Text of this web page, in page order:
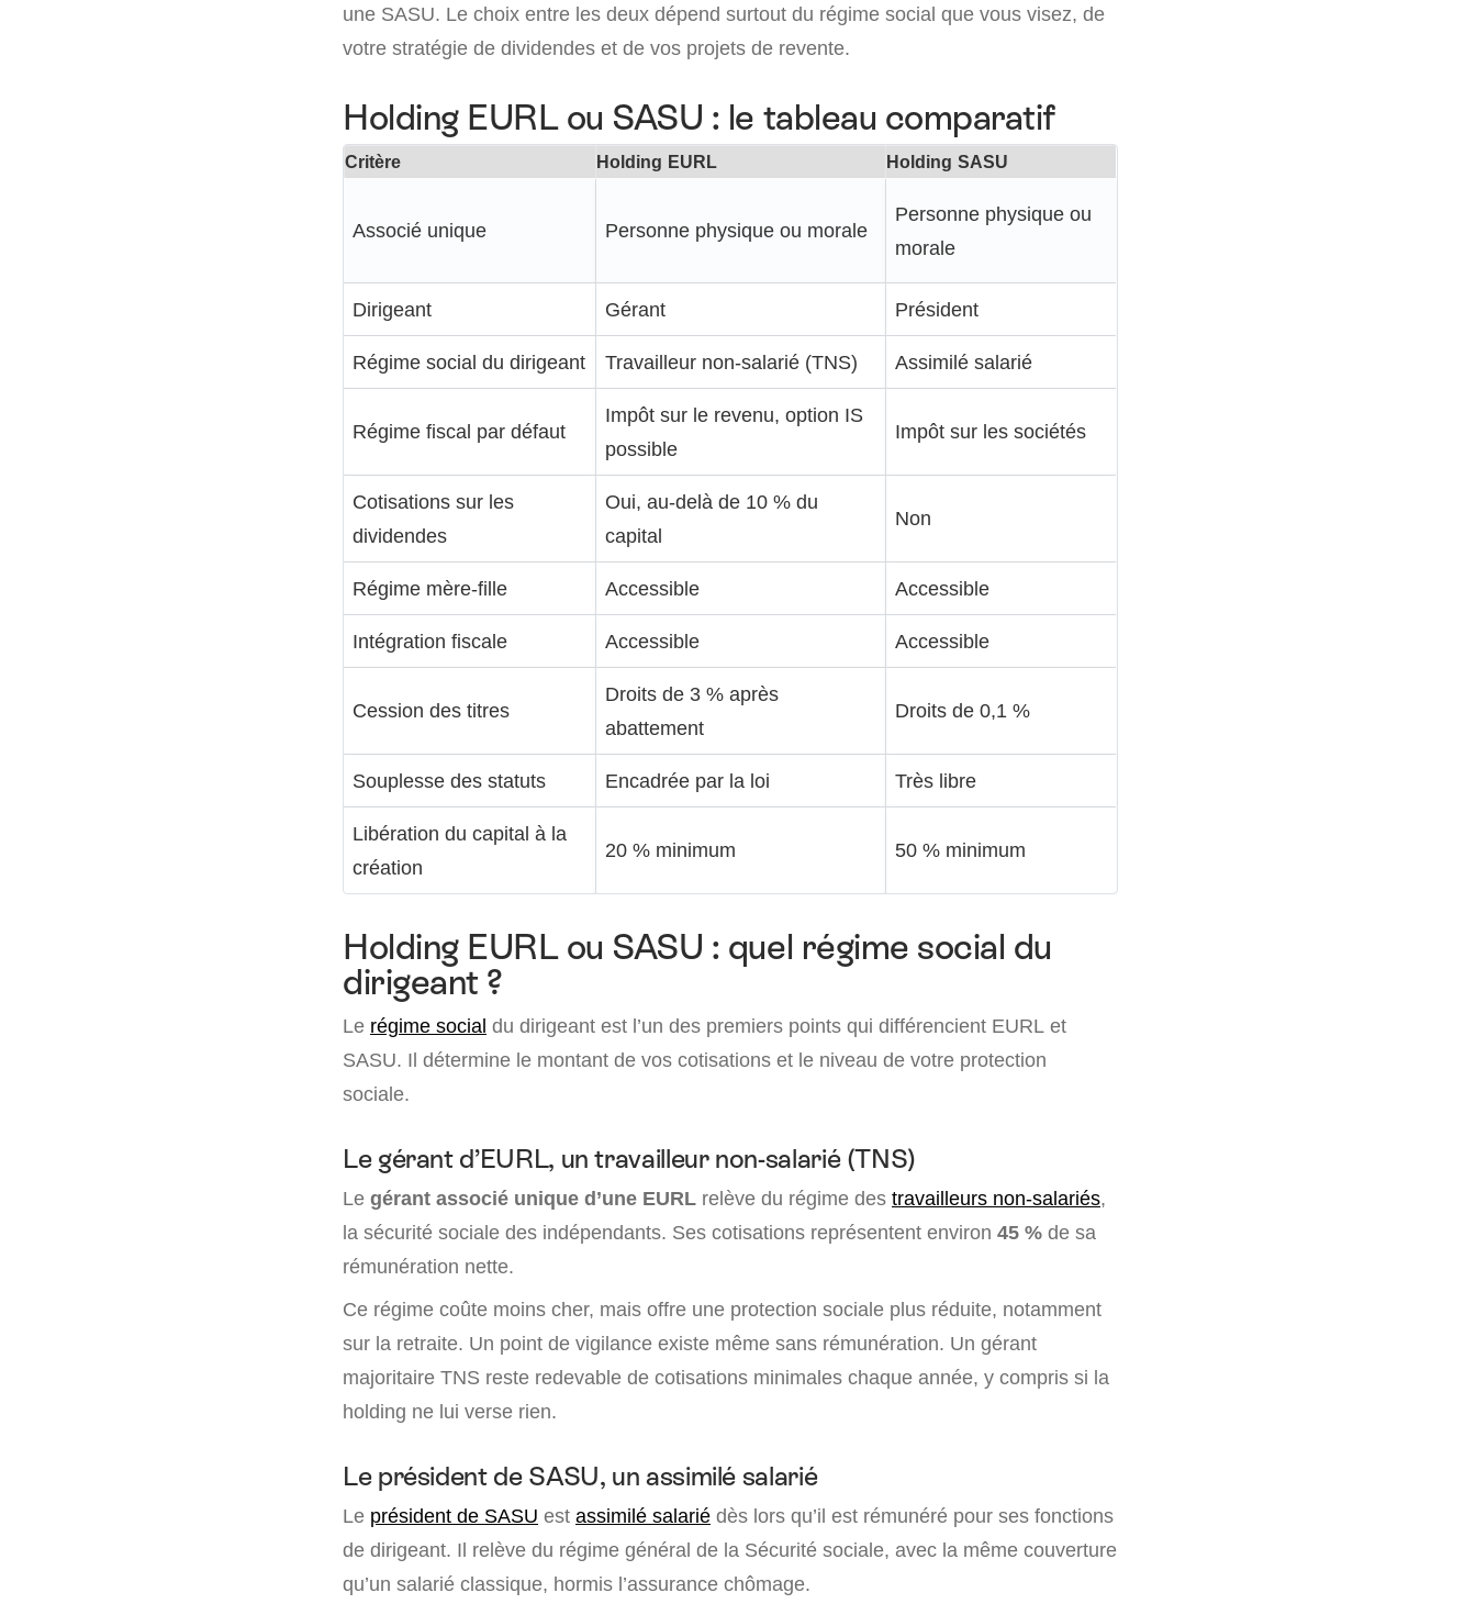
une SASU. Le choix entre les deux dépend surtout du régime social que vous visez, de
votre stratégie de dividendes et de vos projets de revente.
Holding EURL ou SASU : le tableau comparatif
Critère Holding EURL Holding SASU
Associé unique Personne physique ou morale
Personne physique ou
morale
Dirigeant Gérant Président
Régime social du dirigeant Travailleur non-salarié (TNS) Assimilé salarié
Régime fiscal par défaut
Impôt sur le revenu, option IS
possible
Impôt sur les sociétés
Cotisations sur les
dividendes
Oui, au-delà de 10 % du
capital
Non
Régime mère-fille Accessible Accessible
Intégration fiscale Accessible Accessible
Cession des titres
Droits de 3 % après
abattement
Droits de 0,1 %
Souplesse des statuts Encadrée par la loi Très libre
Libération du capital à la
création
20 % minimum 50 % minimum
Holding EURL ou SASU : quel régime social du
dirigeant ?
Le régime social du dirigeant est l’un des premiers points qui différencient EURL et
SASU. Il détermine le montant de vos cotisations et le niveau de votre protection
sociale.
Le gérant d’EURL, un travailleur non-salarié (TNS)
Le gérant associé unique d’une EURL relève du régime des travailleurs non-salariés,
la sécurité sociale des indépendants. Ses cotisations représentent environ 45 % de sa
rémunération nette.
Ce régime coûte moins cher, mais offre une protection sociale plus réduite, notamment
sur la retraite. Un point de vigilance existe même sans rémunération. Un gérant
majoritaire TNS reste redevable de cotisations minimales chaque année, y compris si la
holding ne lui verse rien.
Le président de SASU, un assimilé salarié
Le président de SASU est assimilé salarié dès lors qu’il est rémunéré pour ses fonctions
de dirigeant. Il relève du régime général de la Sécurité sociale, avec la même couverture
qu’un salarié classique, hormis l’assurance chômage.